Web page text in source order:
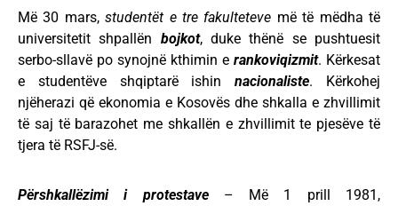
Më 30 mars,studentët e tre fakulteteve më të mëdha të
universitetit shpallën bojkot, duke thënë se pushtuesit
serbo-sllavë po synojnë kthimin e rankoviqizmit. Kërkesat
e studentëve shqiptarë ishinnacionaliste. Kërkohej
njëherazi që ekonomia e Kosovës dhe shkalla e zhvillimit
të saj të barazohet me shkallën e zhvillimit te pjesëve të
tjera të RSFJ-së.
Përshkallëzimi i protestave – Më 1 prill 1981,